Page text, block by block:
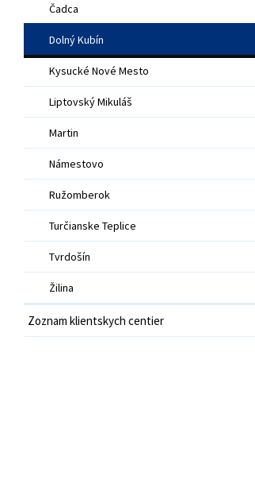
Čadca
Dolný Kubín
Kysucké Nové Mesto
Liptovský Mikuláš
Martin
Námestovo
Ružomberok
Turčianske Teplice
Tvrdošín
Žilina
Zoznam klientskych centier